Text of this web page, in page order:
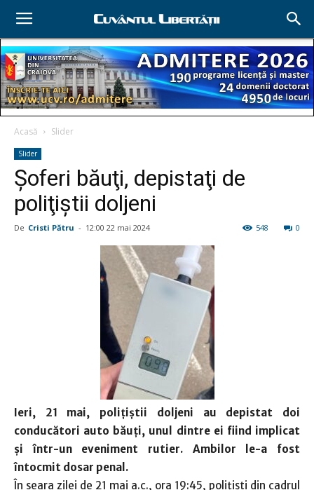
Acasă Slider
Slider
Şoferi băuţi, depistaţi de
poliţiştii doljeni
De Cristi Pătru - 12:00 22 mai 2024 0
548
Ieri, 21 mai, poliţiştii doljeni au depistat doi
conducători auto băuţi, unul dintre ei fiind implicat
şi într-un eveniment rutier. Ambilor le-a fost
întocmit dosar penal.
În seara zilei de 21 mai a.c., ora 19:45, polițiști din cadrul